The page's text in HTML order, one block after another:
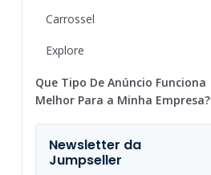
Carrossel
Explore
Que Tipo De Anúncio Funciona
Melhor Para a Minha Empresa?
Newsletter da
Jumpseller